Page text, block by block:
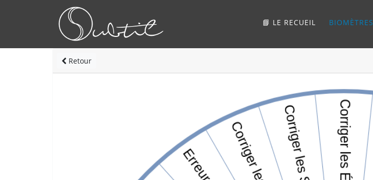
📘 LE RECUEIL BIOMÈTRES
Retour